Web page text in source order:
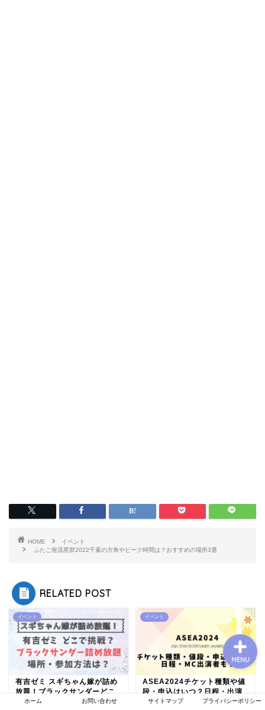
HOME
イベント
ふたご座流星群2022千葉の方角やピーク時間は？おすすめの場所3選
RELATED POST
イベント
有吉ゼミ スギちゃん嫁が詰め
放題！ブラックサンダーどこ
で挑戦？参加方法は？
イベント
ASEA2024チケット種類や値
段・申込はいつ？日程・出演
者も！
ホーム お問い合わせ サイトマップ プライバシーポリシー
MENU
プライバシーポリシー